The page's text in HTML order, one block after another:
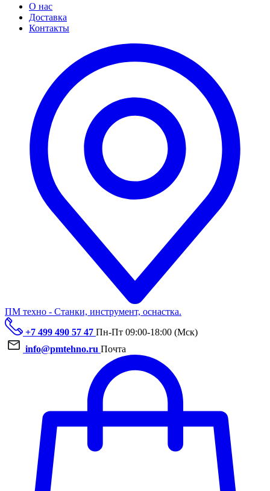
О нас
Доставка
Контакты
ПМ техно - Станки, инструмент, оснастка.
+7 499 490 57 47 Пн-Пт 09:00-18:00 (Мск)
info@pmtehno.ru Почта